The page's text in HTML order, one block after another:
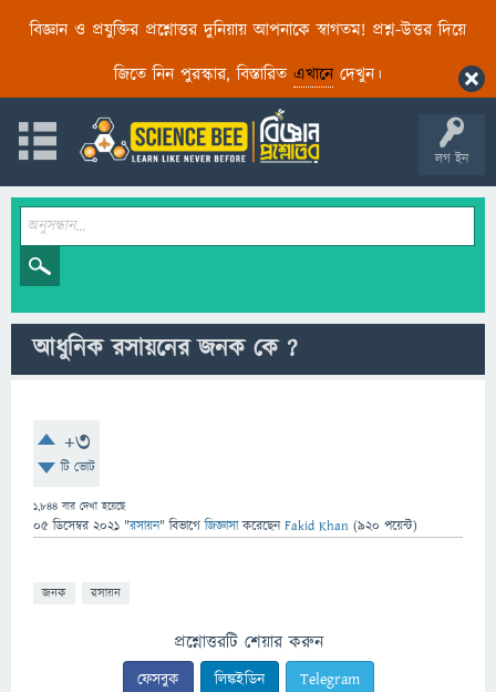
বিজ্ঞান ও প্রযুক্তির প্রশ্নোত্তর দুনিয়ায় আপনাকে স্বাগতম! প্রশ্ন-উত্তর দিয়ে
জিতে নিন পুরস্কার, বিস্তারিত এখানেদেখুন।
লগ ইন
আধুনিক রসায়নের জনক কে ?
+3
টি ভোট
1,844 বার দেখা হয়েছে
05 ডিসেম্বর 2021 "রসায়ন" বিভাগে জিজ্ঞাসাকরেছেনFakid Khan (920 পয়েন্ট)
জনক রসায়ন
প্রশ্নোত্তরটি শেয়ার করুন
ফেসবুক লিঙ্কইডিন Telegram